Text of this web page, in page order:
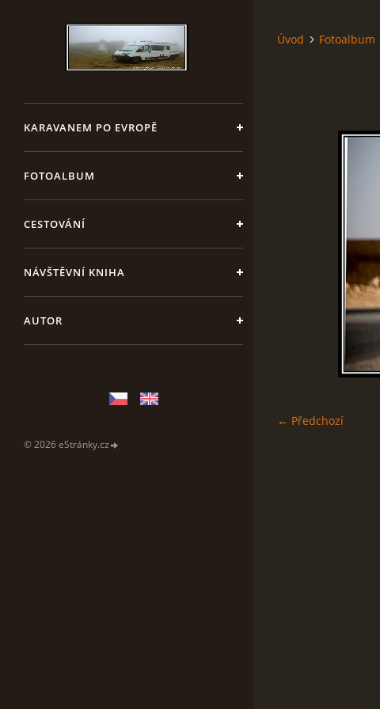
KARAVANEM PO EVROPĚ
FOTOALBUM
CESTOVÁNÍ
NÁVŠTĚVNÍ KNIHA
AUTOR
© 2026 eStránky.cz
Úvod Fotoalbum
← Předchozí